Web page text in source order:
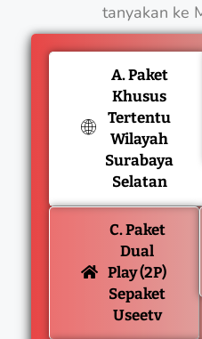
tanyakan ke
A. Paket
Khusus
Tertentu
Wilayah
Surabaya
Selatan
C. Paket
Dual
Play (2P)
Sepaket
Useetv